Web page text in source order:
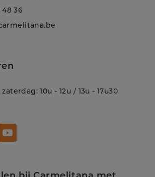
48 36
10u - 12u / 13u - 17u30